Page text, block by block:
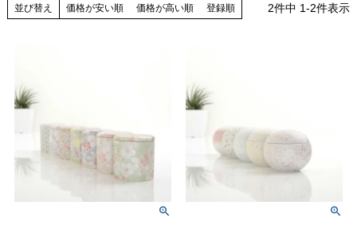
並び替え 価格が安い順 価格が高い順 登録順 2件中 1-2件表示